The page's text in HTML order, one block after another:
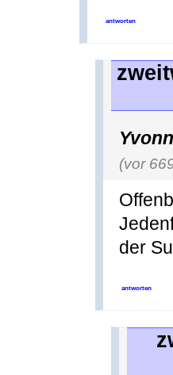
antworten
(vor
der
antworten